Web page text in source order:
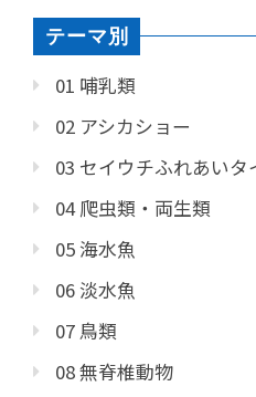
テーマ別
01 哺乳類
02 アシカショー
03 セイウチふれあいタ
04 爬虫類・両生類
05 海水魚
06 淡水魚
07 鳥類
08 無脊椎動物